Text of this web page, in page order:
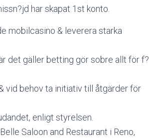
har skapat 1st konto.
mobilcasino & leverera starka
det gäller betting gör sobre allt för f?
vid behov ta initiativ till åtgärder för
enligt styrelsen.
Saloon and Restaurant i Reno,